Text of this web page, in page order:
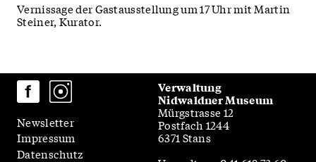
Vernissage der Gastausstellung um 17 Uhr mit Martin
Steiner, Kurator.
Newsletter
Impressum
Datenschutz
Verwaltung
Nidwaldner Museum
Mürgstrasse 12
Postfach 1244
6371 Stans